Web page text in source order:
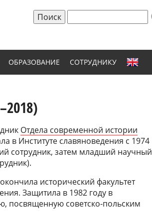
Форма поиска
ОБРАЗОВАНИЕ СОТРУДНИКУ
Отдела современной истории
в Институте славяноведения с 1974
сотрудник, затем младший научный
исторический факультет
Защитила в 1982 году в
посвященную советско-польским